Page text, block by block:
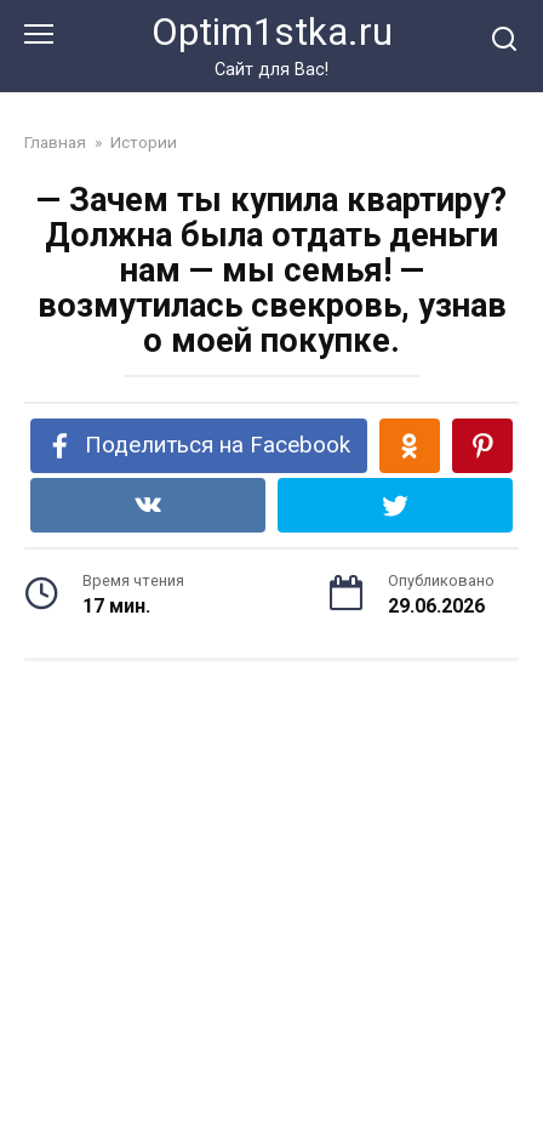
Optim1stka.ru
Сайт для Вас!
Главная » Истории
— Зачем ты купила квартиру?
Должна была отдать деньги
нам — мы семья! —
возмутилась свекровь, узнав
о моей покупке.
Поделиться на Facebook
Время чтения
17 мин.
Опубликовано
29.06.2026